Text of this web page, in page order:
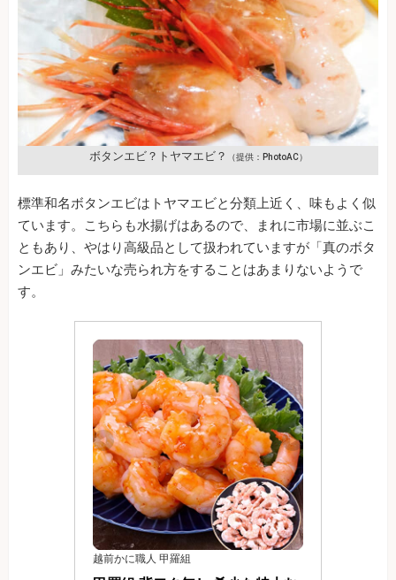
ボタンエビ？トヤマエビ？ （提供：PhotoAC）
標準和名ボタンエビはトヤマエビと分類上近く、味もよく似
ています。こちらも水揚げはあるので、まれに市場に並ぶこ
ともあり、やはり高級品として扱われていますが「真のボタ
ンエビ」みたいな売られ方をすることはあまりないようで
す。
越前かに職人 甲羅組